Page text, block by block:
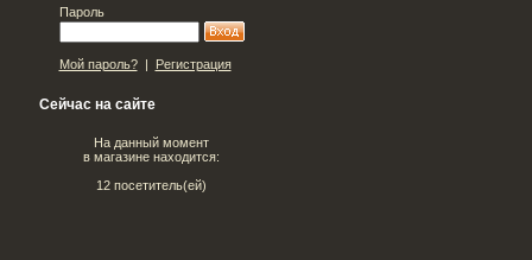
Пароль
Мой пароль?| Регистрация
Сейчас на сайте
На данный момент
в магазине находится:
12 посетитель(ей)